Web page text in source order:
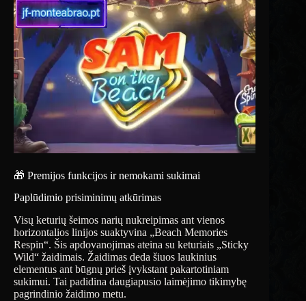
🎁 Premijos funkcijos ir nemokami sukimai
Paplūdimio prisiminimų atkūrimas
Visų keturių šeimos narių nukreipimas ant vienos
horizontalios linijos suaktyvina „Beach Memories
Respin“. Šis apdovanojimas ateina su keturiais „Sticky
Wild“ žaidimais. Žaidimas deda šiuos laukinius
elementus ant būgnų prieš įvykstant pakartotiniam
sukimui. Tai padidina daugiapusio laimėjimo tikimybę
pagrindinio žaidimo metu.